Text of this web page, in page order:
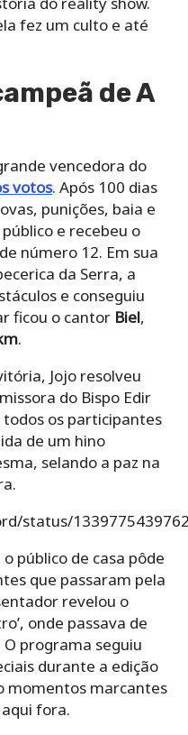
fez um culto e até
de A
vencedora do
votos. Após 100 dias
punições, baia e
e recebeu o
número 12. Em sua
da Serra, a
e conseguiu
ficou o cantor Biel,
.
Jojo resolveu
do Bispo Edir
todos os participantes
de um hino
selando a paz na
status/
público de casa pôde
que passaram pela
revelou o
onde passava de
programa seguiu
durante a edição
momentos marcantes
fora.